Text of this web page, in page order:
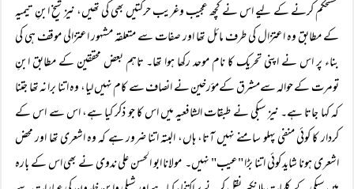
مستحکم کرنے کے لیے اس نے کچھ عجیب وغریب حرکتیں بھی کی تھیں، نیز شیخ ابنِ تیمیہ
کے مطابق وہ اعتزال کی طرف مائل تھا اور صفات سے متعلقہ مشہور اعتزالی موقف ہی کی
بناء پر اس نے اپنی تحریک کا نام موحد رکھا ہوا تھا۔ تاہم بعض محققین کے مطابق ابنِ
تومرت کے حوالہ سےمشرق کےمؤرخین نے انصاف سے کام نہیں لیا، وہ اتنا برا نہ تھا جتنا
کہ کہا جاتا ہے۔ نیز سبکی نے طبقات الشافعیہ میں اس کا جو ذکر کیا ہے، اس سے اس کے
کردار کا کوئی منفی پہلو سامنے نہیں آتا، ہاں، البتہ اتنا ضرور ہے کہ وہ اشعری تھا اور محض
اشعری ہونا شاید کوئی اتنا بڑا "عیب" نہیں۔ مولانا ابو الحسن علی ندوی نے بھی اس کے بارہ